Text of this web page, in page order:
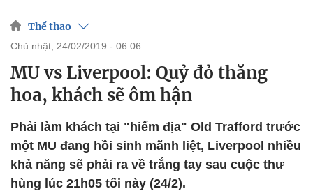
Thể thao
chủ nhật, 24/02/2019 - 06:06
MU vs Liverpool: Quỷ đỏ thăng
hoa, khách sẽ ôm hận
Phải làm khách tại "hiểm địa" Old Trafford trước
một MU đang hồi sinh mãnh liệt, Liverpool nhiều
khả năng sẽ phải ra về trắng tay sau cuộc thư
hùng lúc 21h05 tối này (24/2).